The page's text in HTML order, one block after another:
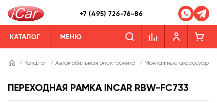
+7 (495) 726-76-86
КАТАЛОГ МЕНЮ
/ Каталог / Автомобильная электроника / Монтажные аксессуары
ПЕРЕХОДНАЯ РАМКА INCAR RBW-FC733